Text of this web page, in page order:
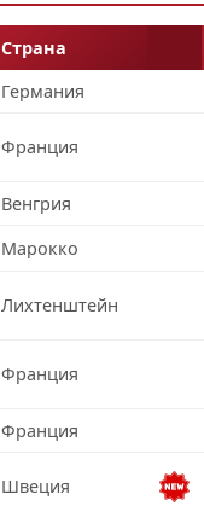
Страна
Германия
Франция
Венгрия
Марокко
Лихтенштейн
Франция
Франция
Швеция